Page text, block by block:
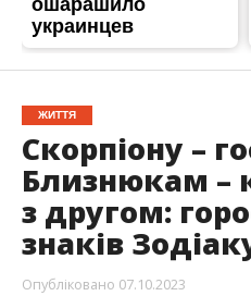
ЖИТТЯ
Скорпіону –
Близнюкам –
з другом:
знаків
Опубліковано 07.10.2023